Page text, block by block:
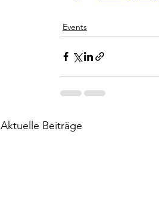
Events
Aktuelle Beiträge